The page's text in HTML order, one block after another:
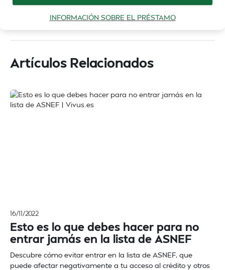
INFORMACIÓN SOBRE EL PRÉSTAMO
Artículos Relacionados
16/11/2022
Esto es lo que debes hacer para no
entrar jamás en la lista de ASNEF
Descubre cómo evitar entrar en la lista de ASNEF, que
puede afectar negativamente a tu acceso al crédito y otros